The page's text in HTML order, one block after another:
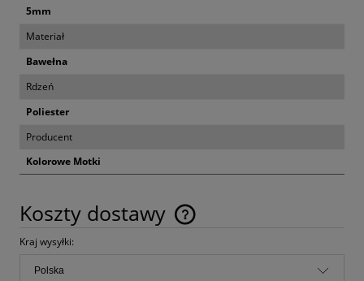
5mm
Materiał
Bawełna
Rdzeń
Poliester
Producent
Kolorowe Motki
Koszty dostawy
Cena nie zawiera ewentualnych kosztów płatności
Kraj wysyłki: